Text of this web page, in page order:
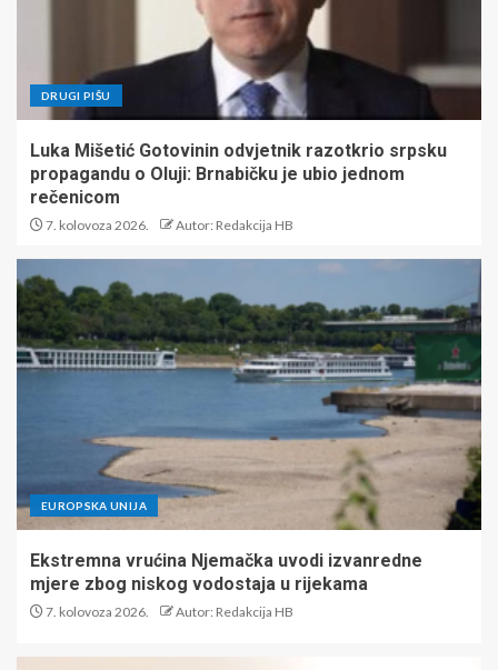
DRUGI PIŠU
Luka Mišetić Gotovinin odvjetnik razotkrio srpsku
propagandu o Oluji: Brnabičku je ubio jednom
rečenicom
7. kolovoza 2026. Autor: Redakcija HB
EUROPSKA UNIJA
Ekstremna vrućina Njemačka uvodi izvanredne
mjere zbog niskog vodostaja u rijekama
7. kolovoza 2026. Autor: Redakcija HB